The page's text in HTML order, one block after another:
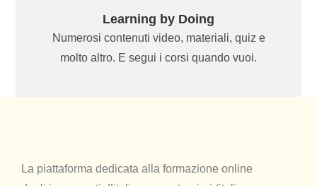
Learning by Doing
Numerosi contenuti video, materiali, quiz e
molto altro. E segui i corsi quando vuoi.
La piattaforma dedicata alla formazione online